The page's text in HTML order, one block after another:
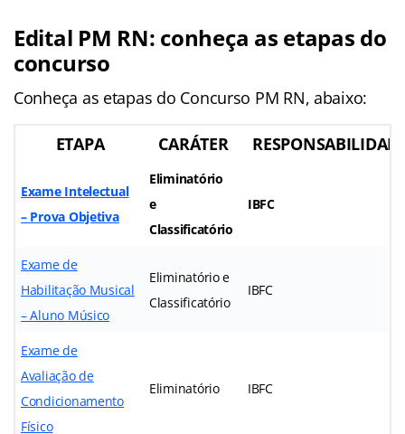
Edital PM RN: conheça as etapas do
concurso
Conheça as etapas do Concurso PM RN, abaixo:
ETAPA CARÁTER
Exame Intelectual
– Prova Objetiva
Eliminatório
e
Classificatório
IBFC
Exame de
Habilitação Musical
– Aluno Músico
Eliminatório e
Classificatório
IBFC
Exame de
Avaliação de
Condicionamento
Físico
Eliminatório IBFC